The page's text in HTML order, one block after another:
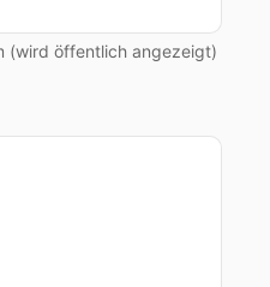
(wird öffentlich angezeigt)